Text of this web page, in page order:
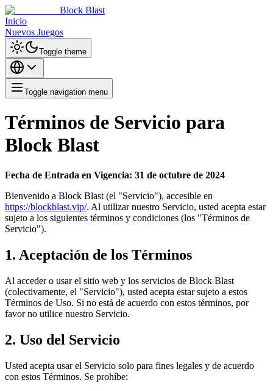
Block Blast
Inicio
Nuevos Juegos
Toggle theme
Toggle navigation menu
Términos de Servicio para
Block Blast
Fecha de Entrada en Vigencia: 31 de octubre de 2024
Bienvenido a Block Blast (el "Servicio"), accesible en
https://blockblast.vip/. Al utilizar nuestro Servicio, usted acepta estar
sujeto a los siguientes términos y condiciones (los "Términos de
Servicio").
1. Aceptación de los Términos
Al acceder o usar el sitio web y los servicios de Block Blast
(colectivamente, el "Servicio"), usted acepta estar sujeto a estos
Términos de Uso. Si no está de acuerdo con estos términos, por
favor no utilice nuestro Servicio.
2. Uso del Servicio
Usted acepta usar el Servicio solo para fines legales y de acuerdo
con estos Términos. Se prohíbe: